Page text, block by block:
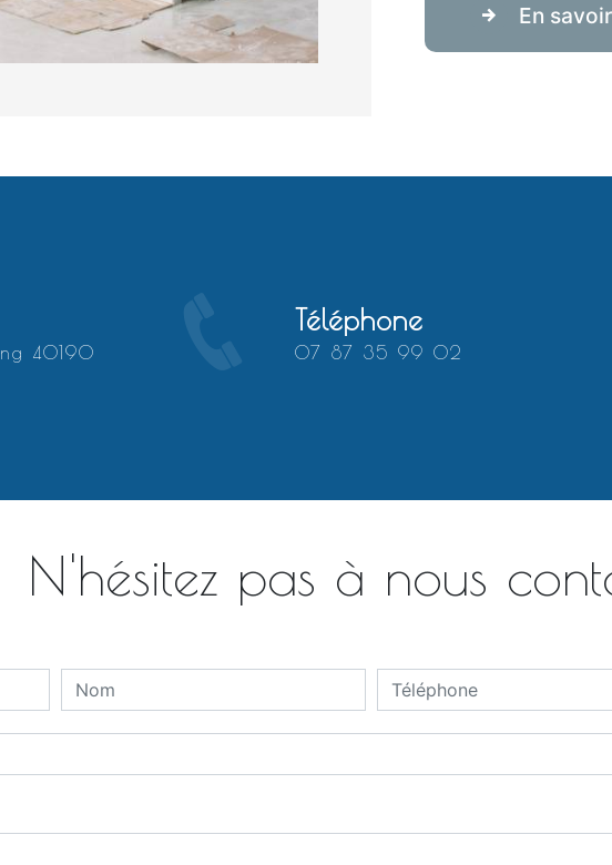
En
Téléphone
07 87 35 99 02
N'hésitez pas à nous